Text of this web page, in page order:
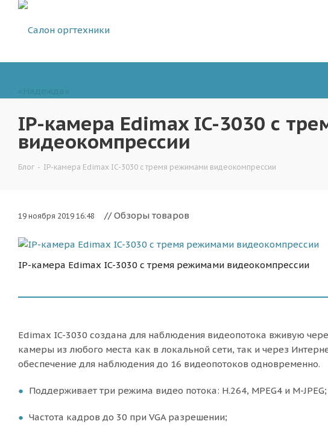
IP-камера Edimax IC-3030 с
видеокомпрессии
Блог - IP-камера Edimax IC-3030 с тремя режимами видеокомпрессии
19 ноября 2019 16:48 // Обзоры товаров
IP-камера Edimax IC-3030 с тремя режимами видеокомпрессии
Edimax IC-3030 создана для наблюдения видеопотока вживую
камеры из любого места как в локальной сети, так и через
обеспечение для наблюдения до 16 видеопотоков одновременно.
Поддерживает три режима видео потока: H.264, MPEG4 и M-JPEG;
Частота кадров до 30 при VGA разрешении;